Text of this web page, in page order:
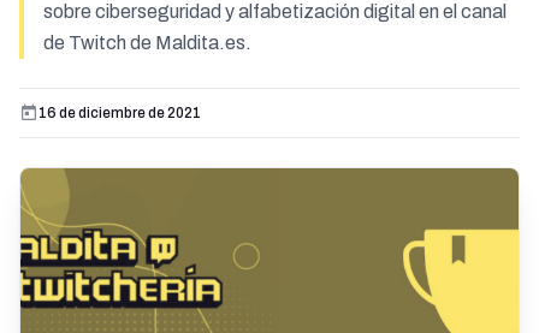
sobre ciberseguridad y alfabetización digital en el canal
de Twitch de Maldita.es.
16 de diciembre de 2021